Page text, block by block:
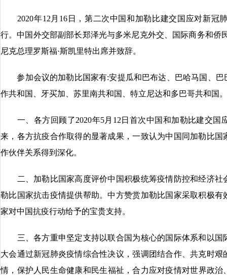
2020年12月16日，第二次中国和加勒比建交国应对新冠
行。中国外交部副部长郑泽光与多米尼克外交、国际商务和侨
尼克总理罗斯福·斯凯里特出席并致辞。
参加会议的加勒比国家有:安提瓜和巴布达、巴哈马国、巴
作共和国、牙买加、苏里南共和国、特立尼达和多巴哥共和国。
一、各方回顾了2020年5月12日首次中国和加勒比建交国
来，各方抗疫合作取得的显著成果，一致认为中国同加勒比
作伙伴关系得到深化。
二、加勒比国家高度评价中国积极统筹疫情防控和经济社
勒比国家抗击疫情提供帮助。中方赞赏加勒比国家采取积极
家对中国抗疫行动给予的宝贵支持。
三、各方重申坚定支持以联合国为核心的国际体系和以国
大会通过新冠肺炎疫情综合性决议，强调团结合作、共克时
情，保护人民生命健康和民生福祉，合力应对疫情对世界政